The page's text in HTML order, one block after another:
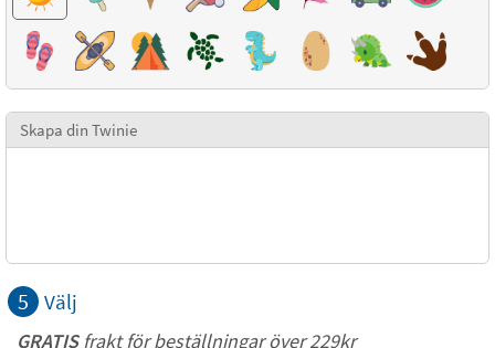
Skapa din Twinie
5 Välj
GRATISfrakt för beställningar över 229kr